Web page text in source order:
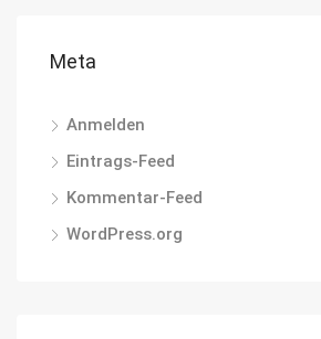
Meta
Anmelden
Eintrags-Feed
Kommentar-Feed
WordPress.org